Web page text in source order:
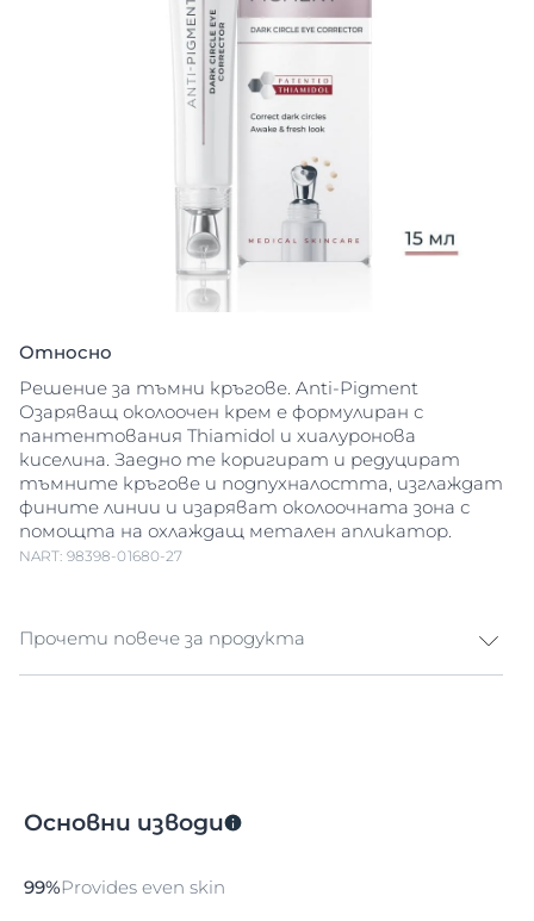
Относно
Решение за тъмни кръгове. Anti-Pigment
Озаряващ околоочен крем е формулиран с
пантентования Thiamidol и хиалуронова
киселина. Заедно те коригират и редуцират
тъмните кръгове и подпухналостта, изглаждат
фините линии и изаряват околоочната зона с
помощта на охлаждащ метален апликатор.
NART: 98398-01680-27
Прочети повече за продукта
свръхпроизводство на меланин и образуване на
проявяват под формата на тъмни зони по
кожата и старчески петна (наричани още
Основни изводи
99%Provides even skin